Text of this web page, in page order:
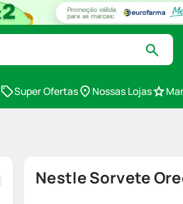
Super Ofertas Nossas Lojas
Nestle Sorvete